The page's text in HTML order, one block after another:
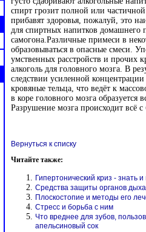
спирт грозит полной или
прибавят здоровья, пожалуй, это
для спиртных напитков домашнего
самогона.Различные примеси в
образовываться в опасные смеси.
умственных расстройств и прочих
алкоголь для головного мозга. В
следствии усиленной
кровяные тельца, что ведёт к
в коре головного мозга
Разрушение мозга происходит всё
Вернуться к списку
Читайте также:
Гипертонический криз - знать
Средства защиты органов
Плоскостопие и методы его
Стресс и борьба с ним
Что вреднее для зубов,
апельсиновый сок